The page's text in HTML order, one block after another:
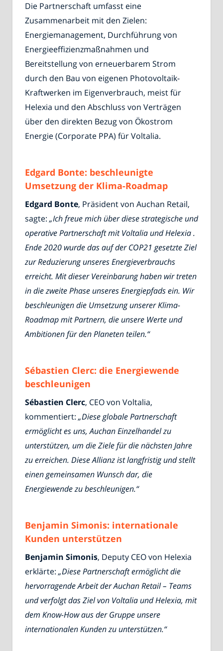
Die Partnerschaft umfasst eine
Zusammenarbeit mit den Zielen:
Energiemanagement, Durchführung von
Energieeffizienzmaßnahmen und
Bereitstellung von erneuerbarem Strom
durch den Bau von eigenen Photovoltaik-
Kraftwerken im Eigenverbrauch, meist für
Helexia und den Abschluss von Verträgen
über den direkten Bezug von Ökostrom
Energie (Corporate PPA) für Voltalia.
Edgard Bonte: beschleunigte
Umsetzung der Klima-Roadmap
Edgard Bonte, Präsident von Auchan Retail,
sagte: „Ich freue mich über diese strategische und
operative Partnerschaft mit Voltalia und Helexia .
Ende 2020 wurde das auf der COP21 gesetzte Ziel
zur Reduzierung unseres Energieverbrauchs
erreicht. Mit dieser Vereinbarung haben wir treten
in die zweite Phase unseres Energiepfads ein. Wir
beschleunigen die Umsetzung unserer Klima-
Roadmap mit Partnern, die unsere Werte und
Ambitionen für den Planeten teilen.“
Sébastien Clerc: die Energiewende
beschleunigen
Sébastien Clerc, CEO von Voltalia,
kommentiert: „Diese globale Partnerschaft
ermöglicht es uns, Auchan Einzelhandel zu
unterstützen, um die Ziele für die nächsten Jahre
zu erreichen. Diese Allianz ist langfristig und stellt
einen gemeinsamen Wunsch dar, die
Energiewende zu beschleunigen.“
Benjamin Simonis: internationale
Kunden unterstützen
Benjamin Simonis, Deputy CEO von Helexia
erklärte: „Diese Partnerschaft ermöglicht die
hervorragende Arbeit der Auchan Retail – Teams
und verfolgt das Ziel von Voltalia und Helexia, mit
dem Know-How aus der Gruppe unsere
internationalen Kunden zu unterstützen.“